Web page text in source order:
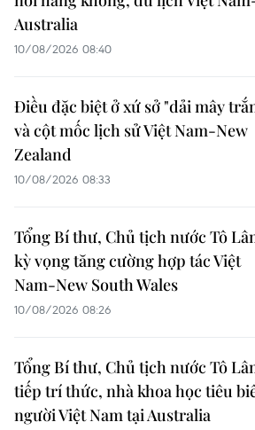
Australia
10/08/2026 08:40
Điều đặc biệt ở xứ sở "dải mây
và cột mốc lịch sử Việt Nam-New
Zealand
10/08/2026 08:33
Tổng Bí thư, Chủ tịch nước Tô
kỳ vọng tăng cường hợp tác Việt
Nam-New South Wales
10/08/2026 08:26
Tổng Bí thư, Chủ tịch nước Tô
tiếp trí thức, nhà khoa học tiêu
người Việt Nam tại Australia